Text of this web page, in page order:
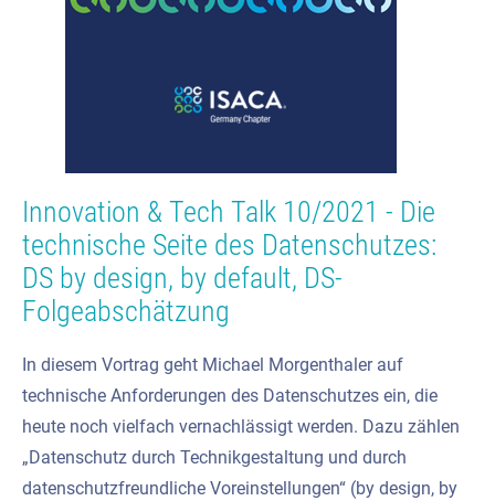
Innovation & Tech Talk 10/2021 - Die
technische Seite des Datenschutzes:
DS by design, by default, DS-
Folgeabschätzung
In diesem Vortrag geht Michael Morgenthaler auf
technische Anforderungen des Datenschutzes ein, die
heute noch vielfach vernachlässigt werden. Dazu zählen
„Datenschutz durch Technikgestaltung und durch
datenschutzfreundliche Voreinstellungen“ (by design, by